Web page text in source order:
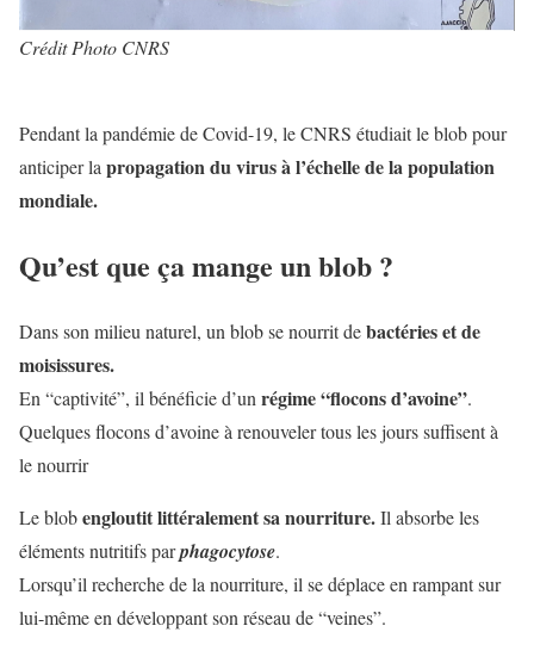
Crédit Photo CNRS
Pendant la pandémie de Covid-19, le CNRS étudiait le blob pour
anticiper la propagation du virus à l’échelle de la population
mondiale.
Qu’est que ça mange un blob ?
Dans son milieu naturel, un blob se nourrit debactéries et de
moisissures.
En “captivité”, il bénéficie d’un régime “flocons d’avoine”.
Quelques flocons d’avoine à renouveler tous les jours suffisent à
le nourrir
Le blobengloutit littéralement sa nourriture.Il absorbe les
éléments nutritifs parphagocytose.
Lorsqu’il recherche de la nourriture, il se déplace en rampant sur
lui-même en développant son réseau de “veines”.